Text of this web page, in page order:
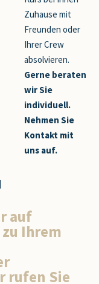
Zuhause mit
Freunden oder
Ihrer Crew
absolvieren.
Gerne beraten
wir Sie
individuell.
Nehmen Sie
Kontakt mit
uns auf.
auf
Ihrem
rufen Sie